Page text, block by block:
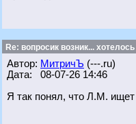
Re: вопросик возник...
Автор: МитричЪ (---.ru)
Дата: 08-07-26 14:46
Я так понял, что Л.М. ищет